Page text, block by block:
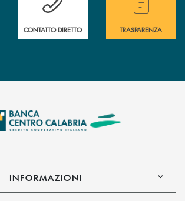
CONTATTO DIRETTO TRASPARENZA
INFORMAZIONI